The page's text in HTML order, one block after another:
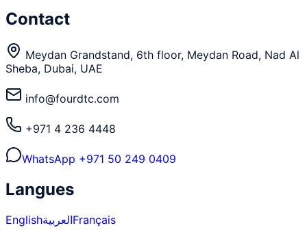
Contact
Meydan Grandstand, 6th floor, Meydan Road, Nad Al
Sheba, Dubai, UAE
info@fourdtc.com
+971 4 236 4448
WhatsApp +971 50 249 0409
Langues
EnglishالعربيةFrançais